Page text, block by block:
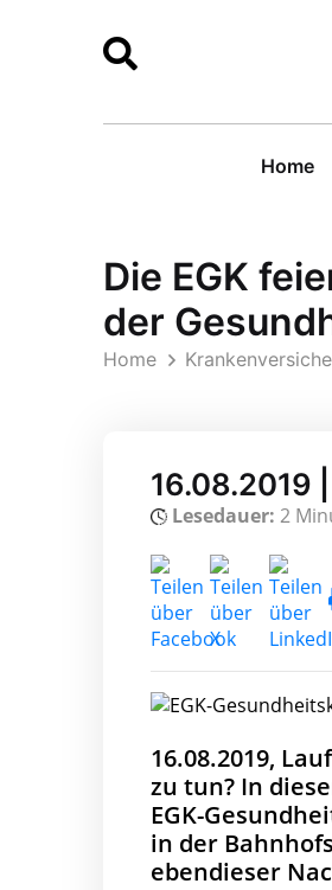
Home
Die EGK
der
Home
16.08.2019
Lesedauer: 2
16.08.2019,
zu tun? In
EGK-
in der
ebendieser